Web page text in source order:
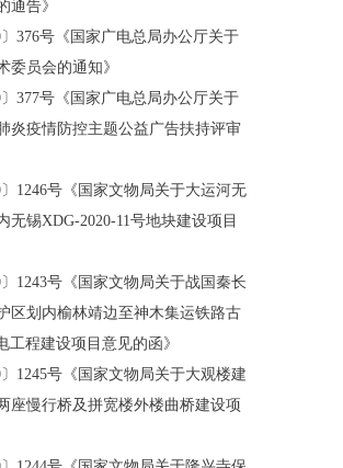
通告》
376号《国家广电总局办公厅关于
委员会的通知》
377号《国家广电总局办公厅关于
炎疫情防控主题公益广告扶持评审
1246号《国家文物局关于大运河无
无锡XDG-2020-11号地块建设项目
1243号《国家文物局关于战国秦长
区划内榆林靖边至神木集运铁路古
工程建设项目意见的函》
1245号《国家文物局关于大观楼建
座慢行桥及拼宽楼外楼曲桥建设项